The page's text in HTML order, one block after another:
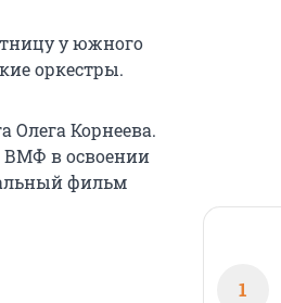
у южного
оркестры.
Олега Корнеева.
ВМФ в освоении
фильм
1